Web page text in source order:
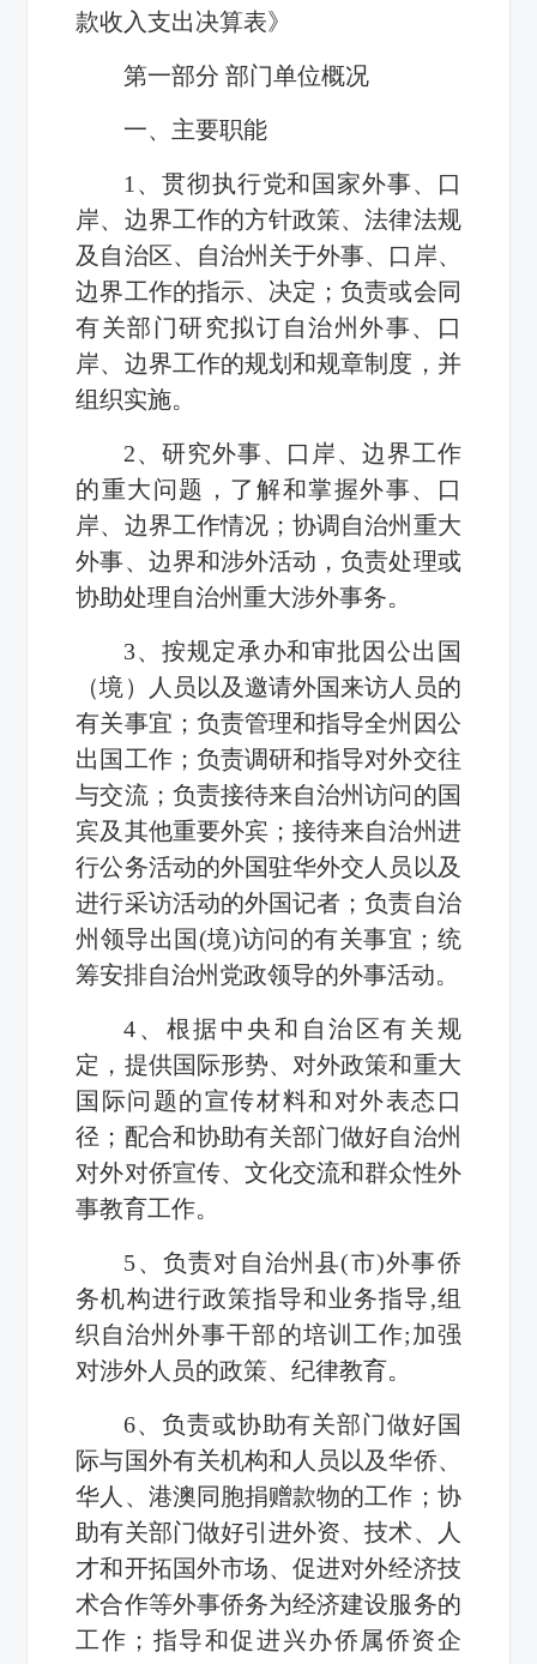
款收入支出决算表》
第一部分 部门单位概况
一、主要职能
1、贯彻执行党和国家外事、口
岸、边界工作的方针政策、法律法规
及自治区、自治州关于外事、口岸、
边界工作的指示、决定；负责或会同
有关部门研究拟订自治州外事、口
岸、边界工作的规划和规章制度，并
组织实施。
2、研究外事、口岸、边界工作
的重大问题，了解和掌握外事、口
岸、边界工作情况；协调自治州重大
外事、边界和涉外活动，负责处理或
协助处理自治州重大涉外事务。
3、按规定承办和审批因公出国
（境）人员以及邀请外国来访人员的
有关事宜；负责管理和指导全州因公
出国工作；负责调研和指导对外交往
与交流；负责接待来自治州访问的国
宾及其他重要外宾；接待来自治州进
行公务活动的外国驻华外交人员以及
进行采访活动的外国记者；负责自治
州领导出国(境)访问的有关事宜；统
筹安排自治州党政领导的外事活动。
4、根据中央和自治区有关规
定，提供国际形势、对外政策和重大
国际问题的宣传材料和对外表态口
径；配合和协助有关部门做好自治州
对外对侨宣传、文化交流和群众性外
事教育工作。
5、负责对自治州县(市)外事侨
务机构进行政策指导和业务指导,组
织自治州外事干部的培训工作;加强
对涉外人员的政策、纪律教育。
6、负责或协助有关部门做好国
际与国外有关机构和人员以及华侨、
华人、港澳同胞捐赠款物的工作；协
助有关部门做好引进外资、技术、人
才和开拓国外市场、促进对外经济技
术合作等外事侨务为经济建设服务的
工作；指导和促进兴办侨属侨资企